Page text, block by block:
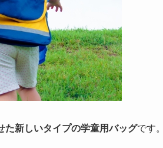
た新しいタイプの学童用バッグです。